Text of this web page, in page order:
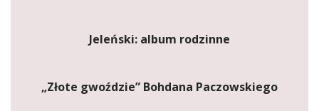
Jeleński: album rodzinne
„Złote gwoździe” Bohdana Paczowskiego